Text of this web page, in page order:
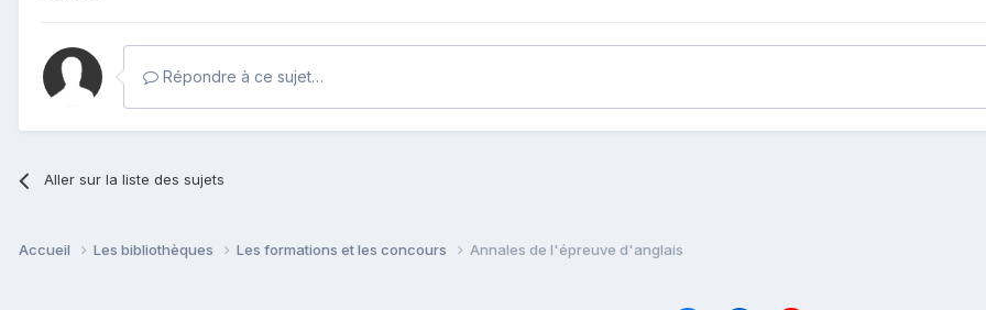
Répondre à ce sujet…
Aller sur la liste des sujets
Accueil Les bibliothèques Les formations et les concours Annales de l'épreuve d'anglais